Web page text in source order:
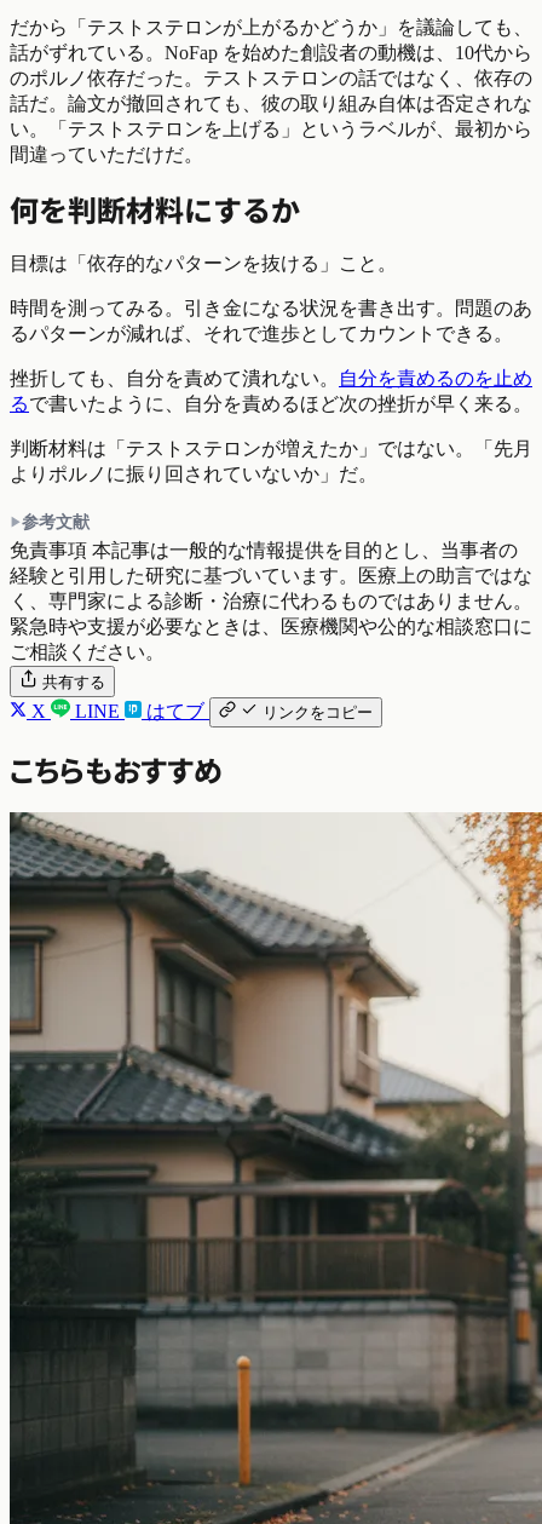
だから「テストステロンが上がるかどうか」を議論しても、
話がずれている。NoFap を始めた創設者の動機は、10代から
のポルノ依存だった。テストステロンの話ではなく、依存の
話だ。論文が撤回されても、彼の取り組み自体は否定されな
い。「テストステロンを上げる」というラベルが、最初から
間違っていただけだ。
何を判断材料にするか
目標は「依存的なパターンを抜ける」こと。
時間を測ってみる。引き金になる状況を書き出す。問題のあ
るパターンが減れば、それで進歩としてカウントできる。
挫折しても、自分を責めて潰れない。
自分を責めるのを止め
るで書いたように、自分を責めるほど次の挫折が早く来る。
判断材料は「テストステロンが増えたか」ではない。「先月
よりポルノに振り回されていないか」だ。
参考文献
免責事項 本記事は一般的な情報提供を目的とし、当事者の
経験と引用した研究に基づいています。医療上の助言ではな
く、専門家による診断・治療に代わるものではありません。
緊急時や支援が必要なときは、医療機関や公的な相談窓口に
ご相談ください。
共有する
X LINE はてブ リンクをコピー
こちらもおすすめ